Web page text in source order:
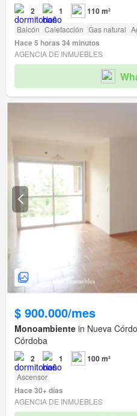
2 1 110 m²
Balcón Calefacción Gas natural
Hace 5 horas 34 minutos
AGENCIA DE INMUEBLES
$ 900.000/mes
Monoambiente in Nueva
Córdoba
2 1 100 m²
Ascensor
Hace 30+ días
AGENCIA DE INMUEBLES